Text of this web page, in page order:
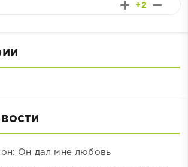
+2
Он дал мне любовь